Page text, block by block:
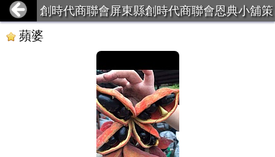
創時代商聯會屏東縣創時代商聯會恩典小舖策
略聯盟
蘋婆